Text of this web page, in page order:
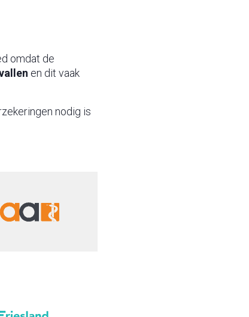
omdat de
en dit vaak
nodig is